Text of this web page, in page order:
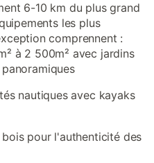
6-10 km du plus grand
les plus
comprennent :
à 2 500m² avec jardins
nautiques avec kayaks
pour l'authenticité des